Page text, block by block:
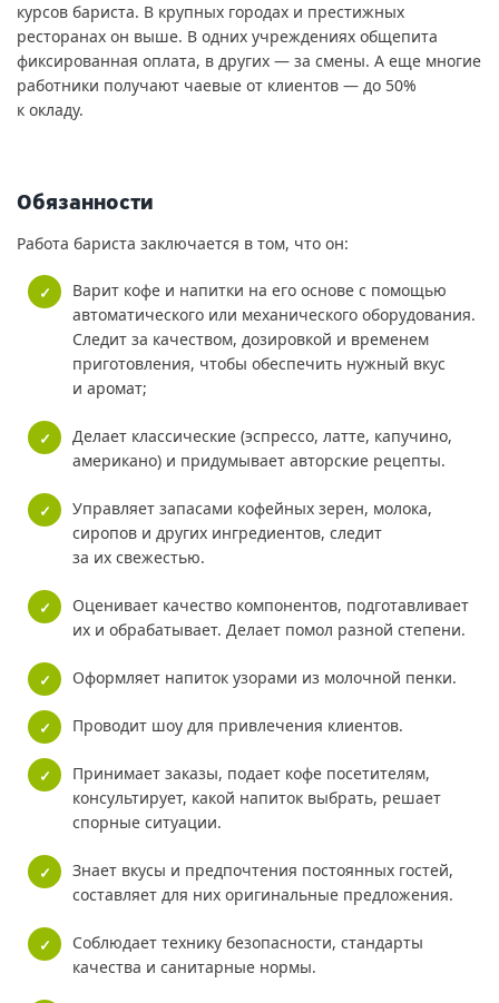
курсов бариста. В крупных городах и престижных
ресторанах он выше. В одних учреждениях общепита
фиксированная оплата, в других — за смены. А еще многие
работники получают чаевые от клиентов — до 50%
к окладу.
Обязанности
Работа бариста заключается в том, что он:
Варит кофе и напитки на его основе с помощью
автоматического или механического оборудования.
Следит за качеством, дозировкой и временем
приготовления, чтобы обеспечить нужный вкус
и аромат;
Делает классические (эспрессо, латте, капучино,
американо) и придумывает авторские рецепты.
Управляет запасами кофейных зерен, молока,
сиропов и других ингредиентов, следит
за их свежестью.
Оценивает качество компонентов, подготавливает
их и обрабатывает. Делает помол разной степени.
Оформляет напиток узорами из молочной пенки.
Проводит шоу для привлечения клиентов.
Принимает заказы, подает кофе посетителям,
консультирует, какой напиток выбрать, решает
спорные ситуации.
Знает вкусы и предпочтения постоянных гостей,
составляет для них оригинальные предложения.
Соблюдает технику безопасности, стандарты
качества и санитарные нормы.